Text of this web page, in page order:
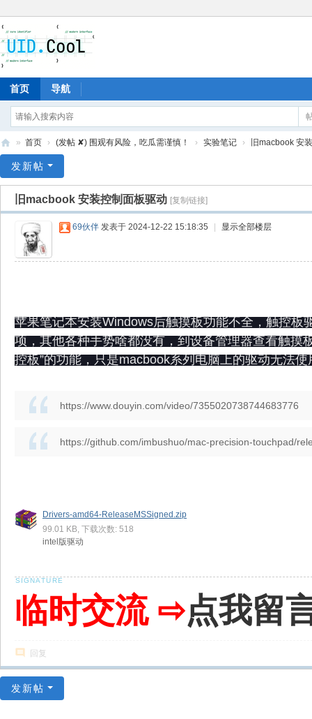
首页 导航
爱
» 首页 › (发帖 ✘) 围观有风险，吃瓜需谨慎！ › 实验笔记 › 旧macbook 安
发新帖
旧macbook 安装控制面板驱动 [复制链接]
69伙伴 发表于 2024-12-22 15:18:35 显示全部楼层
苹果笔记本安装Windows后触摸板功能不全，触控
项，其他各种手势啥都没有，到设备管理器查看触摸
控板”的功能，只是macbook系列电脑上的驱动无法使
https://www.douyin.com/video/7355020738744683776
https://github.com/imbushuo/mac-precision-touchpad/
Drivers-amd64-ReleaseMSSigned.zip
99.01 KB, 下载次数: 518
intel版驱动
临时交流 ⇨点我留
回复
发新帖